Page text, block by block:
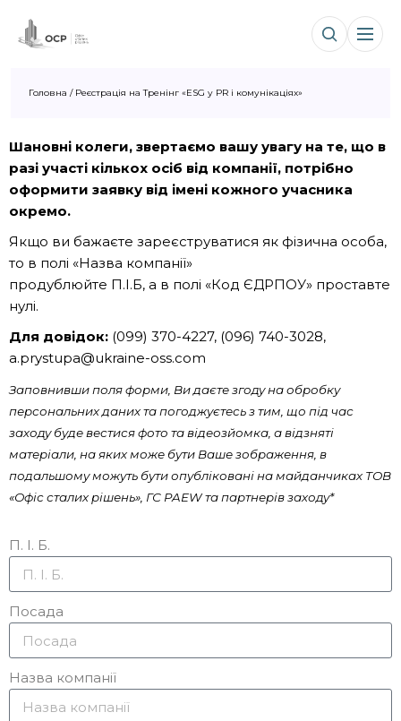
Головна / Реєстрація на Тренінг «ESG у PR і комунікаціях»
Шановні колеги, звертаємо вашу увагу на те, що в
разі участі кількох осіб від компанії, потрібно
оформити заявку від імені кожного учасника
окремо.
Якщо ви бажаєте зареєструватися як фізична особа,
то в полі «Назва компанії»
продублюйте П.І.Б, а в полі «Код ЄДРПОУ» проставте
нулі.
Для довідок: (099) 370-4227, (096) 740-3028,
a.prystupa@ukraine-oss.com
Заповнивши поля форми, Ви даєте згоду на обробку
персональних даних та погоджуєтесь з тим, що під час
заходу буде вестися фото та відеозйомка, а відзняті
матеріали, на яких може бути Ваше зображення, в
подальшому можуть бути опубліковані на майданчиках ТОВ
«Офіс сталих рішень», ГС PAEW та партнерів заходу*
П. І. Б.
Посада
Назва компанії